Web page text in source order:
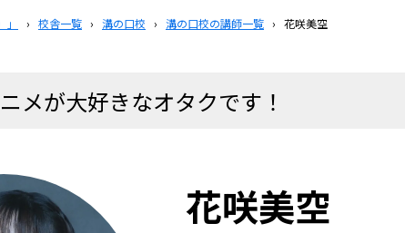
› 校舎一覧 › 溝の口校 › 溝の口校の講師一覧 › 花咲美空
メが大好きなオタクです！
花咲美空